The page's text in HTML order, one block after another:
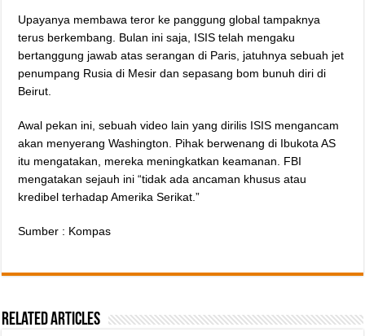
Upayanya membawa teror ke panggung global tampaknya
terus berkembang. Bulan ini saja, ISIS telah mengaku
bertanggung jawab atas serangan di Paris, jatuhnya sebuah jet
penumpang Rusia di Mesir dan sepasang bom bunuh diri di
Beirut.
Awal pekan ini, sebuah video lain yang dirilis ISIS mengancam
akan menyerang Washington. Pihak berwenang di Ibukota AS
itu mengatakan, mereka meningkatkan keamanan. FBI
mengatakan sejauh ini “tidak ada ancaman khusus atau
kredibel terhadap Amerika Serikat.”
Sumber : Kompas
Related Articles